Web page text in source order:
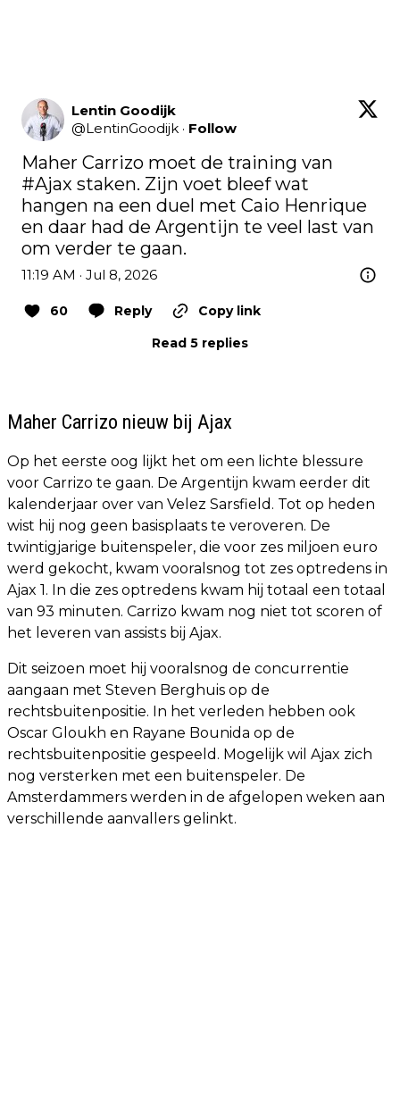
Lentin Goodijk
@LentinGoodijk · Follow
#Ajax staken. Zijn voet bleef wat
hangen na een duel met Caio Henrique
en daar had de Argentijn te veel last van
om verder te gaan.
11:19 AM · Jul 8, 2026
60 Reply
Copy link
Read 5 replies
Maher Carrizo nieuw bij Ajax
Op het eerste oog lijkt het om een lichte blessure
voor Carrizo te gaan. De Argentijn kwam eerder dit
kalenderjaar over van Velez Sarsfield. Tot op heden
wist hij nog geen basisplaats te veroveren. De
twintigjarige buitenspeler, die voor zes miljoen euro
werd gekocht, kwam vooralsnog tot zes optredens in
Ajax 1. In die zes optredens kwam hij totaal een totaal
van 93 minuten. Carrizo kwam nog niet tot scoren of
het leveren van assists bij Ajax.
Dit seizoen moet hij vooralsnog de concurrentie
aangaan met Steven Berghuis op de
rechtsbuitenpositie. In het verleden hebben ook
Oscar Gloukh en Rayane Bounida op de
rechtsbuitenpositie gespeeld. Mogelijk wil Ajax zich
nog versterken met een buitenspeler. De
Amsterdammers werden in de afgelopen weken aan
verschillende aanvallers gelinkt.